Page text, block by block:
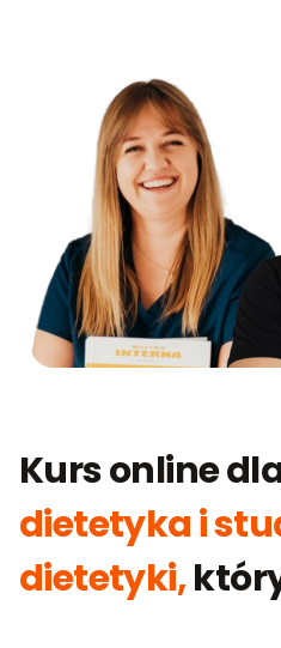
Kurs online
dietetyka i
dietetyki,